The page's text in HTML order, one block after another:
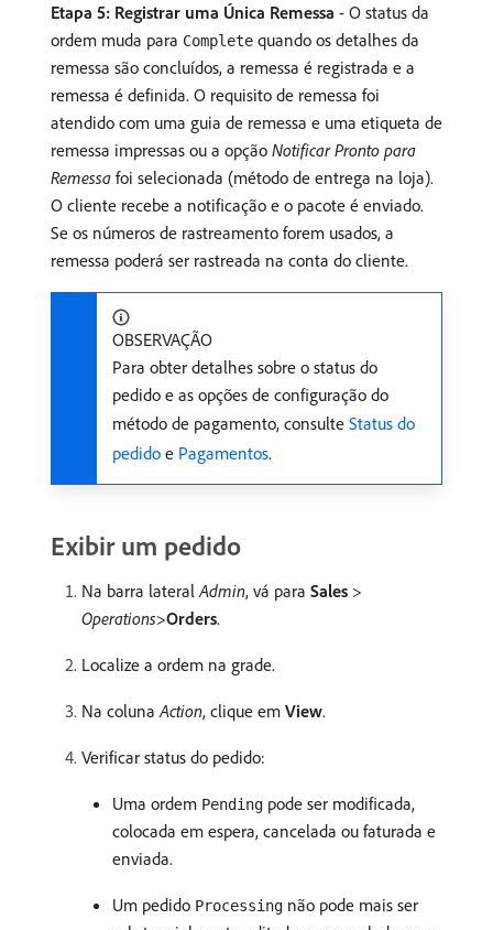
Etapa 5: Registrar uma Única Remessa - O status da
ordem muda para Complete quando os detalhes da
remessa são concluídos, a remessa é registrada e a
remessa é definida. O requisito de remessa foi
atendido com uma guia de remessa e uma etiqueta de
remessa impressas ou a opção Notificar Pronto para
Remessa foi selecionada (método de entrega na loja).
O cliente recebe a notificação e o pacote é enviado.
Se os números de rastreamento forem usados, a
remessa poderá ser rastreada na conta do cliente.
OBSERVAÇÃO
Para obter detalhes sobre o status do
pedido e as opções de configuração do
método de pagamento, consulte Status do
pedido e Pagamentos.
Exibir um pedido
Na barra lateralAdmin, vá para Sales >
Operations>Orders.
Localize a ordem na grade.
Na colunaAction, clique em View.
Verificar status do pedido:
Uma ordem Pending pode ser modificada,
colocada em espera, cancelada ou faturada e
enviada.
Um pedido Processing não pode mais ser